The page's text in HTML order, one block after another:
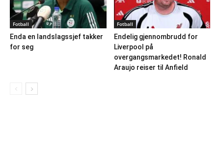
Fotball
Enda en landslagssjef takker
for seg
Fotball
Endelig gjennombrudd for
Liverpool på
overgangsmarkedet! Ronald
Araujo reiser til Anfield